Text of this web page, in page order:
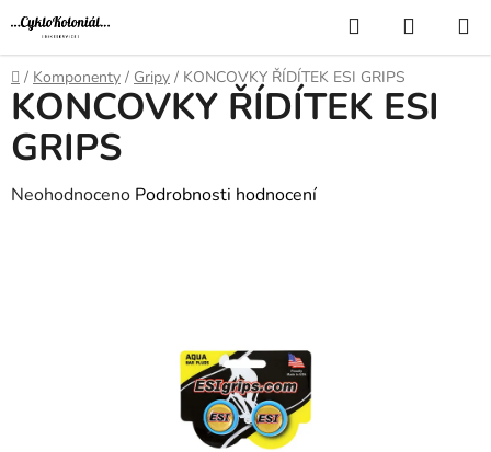
Přejít
na
obsah
Hledat
KOŠÍK
Domů
/ Komponenty / Gripy / KONCOVKY ŘÍDÍTEK ESI GRIPS
KONCOVKY ŘÍDÍTEK ESI
GRIPS
Průměrné
Neohodnoceno Podrobnosti hodnocení